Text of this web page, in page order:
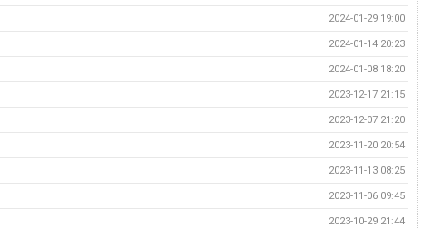
2024-01-29 19:00
2024-01-14 20:23
2024-01-08 18:20
2023-12-17 21:15
2023-12-07 21:20
2023-11-20 20:54
2023-11-13 08:25
2023-11-06 09:45
2023-10-29 21:44